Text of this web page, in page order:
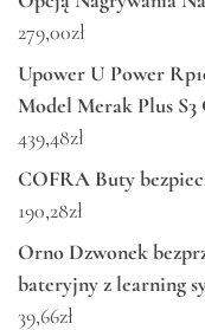
279,00zł
Upower U Power
Model Merak Plus S3
439,48zł
COFRA Buty
190,28zł
Orno Dzwonek
bateryjny z learning
39,66zł